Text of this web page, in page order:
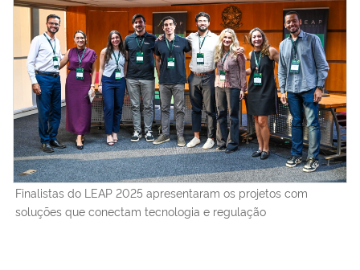
Finalistas do LEAP 2025 apresentaram os projetos com
soluções que conectam tecnologia e regulação